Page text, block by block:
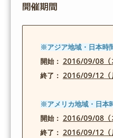
開催期間
※アジア地域・日本時
開始： 2016/09/08（
終了： 2016/09/12（
※アメリカ地域・日本
開始： 2016/09/08（
終了： 2016/09/12（